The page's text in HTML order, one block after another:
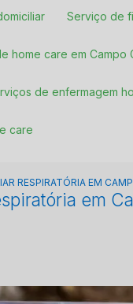
Serviço de
home care em Campo
de enfermagem
care
RESPIRATÓRIA EM
em